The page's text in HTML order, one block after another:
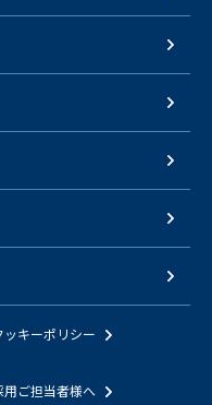
ッキーポリシー
用ご担当者様へ